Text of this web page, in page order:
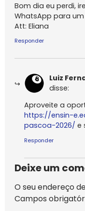
Bom dia eu perdi,
WhatsApp para
Att: Eliana
Responder
Luiz
disse:
Aproveite a
https://ensin-
pascoa-2026/ e
Responder
Deixe um
O seu endereço
Campos